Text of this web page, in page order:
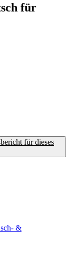
für
für dieses
&